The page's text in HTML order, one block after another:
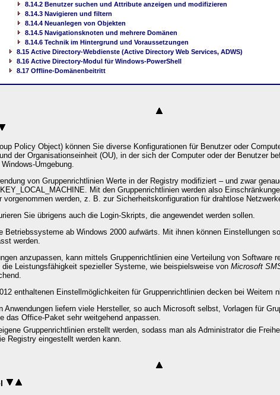
8.14.2 Benutzer suchen und Attribute anzeigen und modifizieren
8.14.3 Navigieren und filtern
8.14.4 Neuanlegen von Objekten
8.14.5 Navigationsknoten und mehrere Domänen
8.14.6 Technik im Hintergrund und Voraussetzungen
8.15 Active Directory-Webdienste (Active Directory Web Services, ADWS)
8.16 Active Directory-Modul für Windows-PowerShell
8.17 Offline-Domänenbeitritt
Policy Object) können Sie diverse Konfigurationen für Benutzer oder
der Organisationseinheit (OU), in der sich der Computer oder der Benutzer
Umgebung.
von Gruppenrichtlinien Werte in der Registry modifiziert – und zwar
Mit den Gruppenrichtlinien werden also
werden, z. B. zur Sicherheitskonfiguration für drahtlose
Sie übrigens auch die Login-Skripts, die angewendet werden sollen.
Betriebssysteme ab Windows 2000 aufwärts. Mit ihnen können Einstellungen
werden.
anzupassen, kann mittels Gruppenrichtlinien eine Verteilung von Software
Leistungsfähigkeit spezieller Systeme, wie beispielsweise von Microsoft
enthaltenen Einstellmöglichkeiten für Gruppenrichtlinien decken bei Weitem
Anwendungen liefern viele Hersteller, so auch Microsoft selbst, Vorlagen für
das Office-Paket sehr weitgehend anpassen.
Gruppenrichtlinien erstellt werden, sodass man als Administrator die
Registry eingestellt werden kann.